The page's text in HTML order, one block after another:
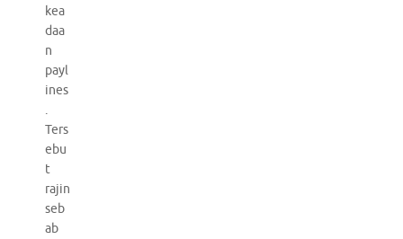
kea
daa
n
payl
ines
.
Ters
ebu
t
rajin
seb
ab